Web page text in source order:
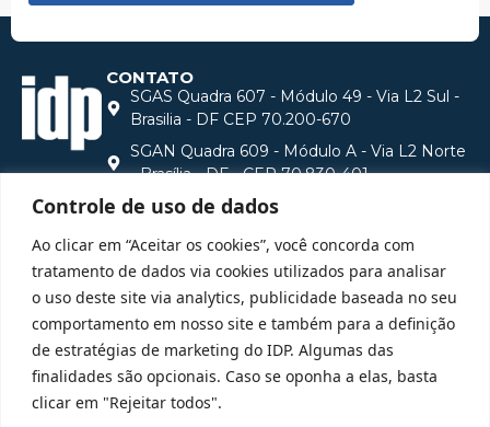
Controle de uso de dados
Ao clicar em “Aceitar os cookies”, você concorda com
tratamento de dados via cookies utilizados para analisar
o uso deste site via analytics, publicidade baseada no seu
comportamento em nosso site e também para a definição
de estratégias de marketing do IDP. Algumas das
finalidades são opcionais. Caso se oponha a elas, basta
clicar em "Rejeitar todos".
CONTATO
SGAS Quadra 607 - Módulo 49 - Via L2 Sul -
Brasilia - DF CEP 70.200-670
SGAN Quadra 609 - Módulo A - Via L2 Norte
- Brasília - DF - CEP 70.830-401
R. Olimpíadas, 205 - 5 andar conjunto 52 - Vila
(61) 3535-6565 - Apenas ligação
(61) 99649-6886 - Apenas whatsapp
central@idp.edu.br
Consulte aqui o cadastro da Instituição no Sistema e-
MEC